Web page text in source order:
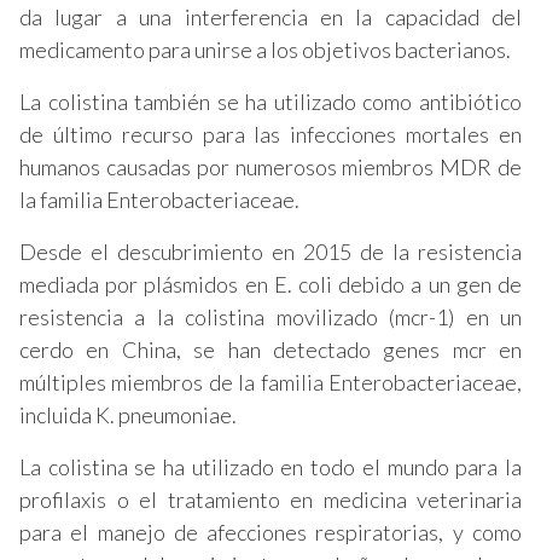
da lugar a una interferencia en la capacidad del
medicamento para unirse a los objetivos bacterianos.
La colistina también se ha utilizado como antibiótico
de último recurso para las infecciones mortales en
humanos causadas por numerosos miembros MDR de
la familia Enterobacteriaceae.
Desde el descubrimiento en 2015 de la resistencia
mediada por plásmidos en E. coli debido a un gen de
resistencia a la colistina movilizado (mcr-1) en un
cerdo en China, se han detectado genes mcr en
múltiples miembros de la familia Enterobacteriaceae,
incluida K. pneumoniae.
La colistina se ha utilizado en todo el mundo para la
profilaxis o el tratamiento en medicina veterinaria
para el manejo de afecciones respiratorias, y como